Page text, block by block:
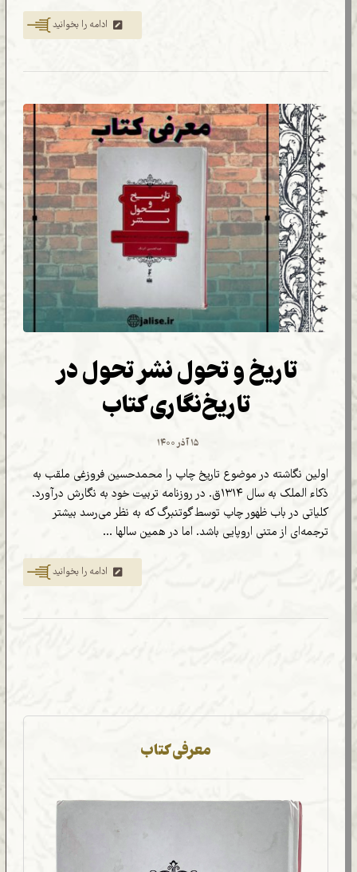
ادامه را بخوانید
تاریخ و تحول نشر تحول در
تاریخ‌نگاری کتاب
۱۵ آذر ۱۴۰۰
اولین نگاشته در موضوع تاریخ چاپ را محمدحسین فروزغی ملقب به
ذکاء الملک به سال ۱۳۱۴ق. در روزنامه تربیت خود به نگارش درآورد.
کلیاتی در باب ظهور چاپ توسط گوتنبرگ که به نظر می‌رسد بیشتر
ترجمه‌ای از متنی اروپایی باشد. اما در همین سالها ...
ادامه را بخوانید
معرفی کتاب